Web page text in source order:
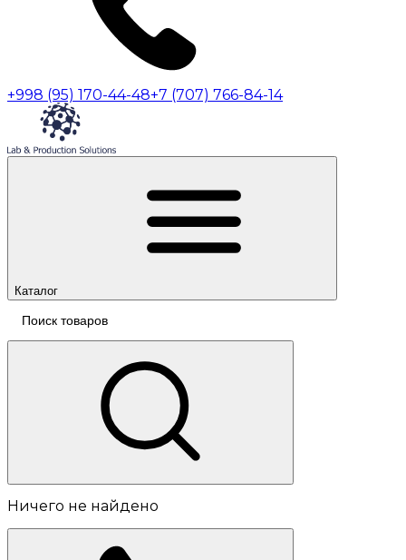
+998 (95) 170-44-48+7 (707) 766-84-14
Каталог
Ничего не найдено